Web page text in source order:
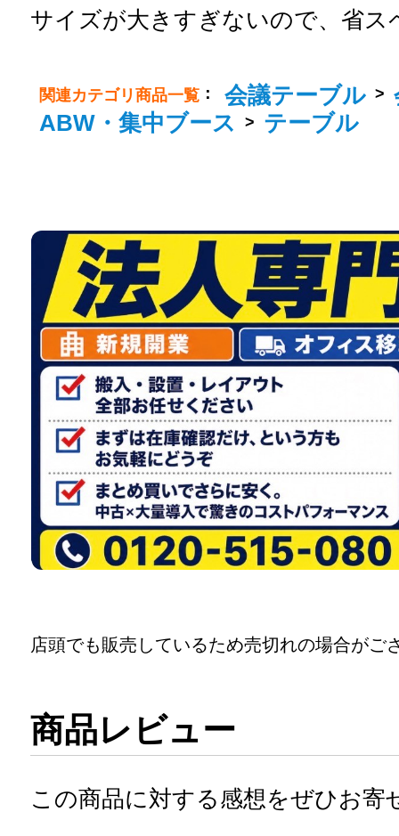
サイズが大きすぎないので、省ス
関連カテゴリ商品一覧 ： 会議テーブル >
ABW・集中ブース
> テーブル
店頭でも販売しているため売切れの場合がご
商品レビュー
この商品に対する感想をぜひお寄